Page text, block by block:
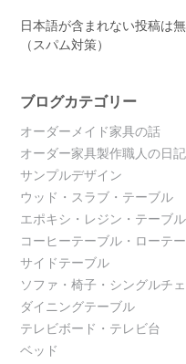
日本語が含まれない投稿は
（スパム対策）
ブログカテゴリー
オーダーメイド家具の話
オーダー家具製作職人の日記
サンプルデザイン
ウッド・スラブ・テーブル
エポキシ・レジン・テーブル
コーヒーテーブル・ローテ
サイドテーブル
ソファ・椅子・シングルチ
ダイニングテーブル
テレビボード・テレビ台
ベッド